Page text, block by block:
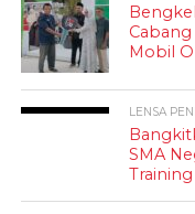
Mobil
LENSA
SMA